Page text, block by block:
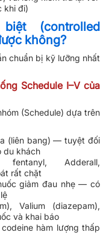
khi đi)
(controlled
không?
chuẩn bị kỹ lưỡng nhất
Schedule I–V của
(Schedule) dựa trên
(liên bang) — tuyệt đối
du khách
Adderall,
rất chặt
giảm đau nhẹ — có
Valium (diazepam),
và khai báo
hàm lượng thấp